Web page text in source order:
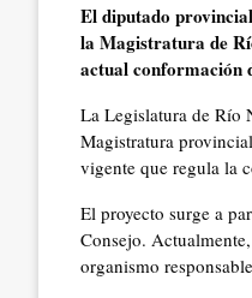
El diputado
la Magistratura de
actual conformación
La Legislatura de Río
Magistratura
vigente que regula la
El proyecto surge a
Consejo.
organismo